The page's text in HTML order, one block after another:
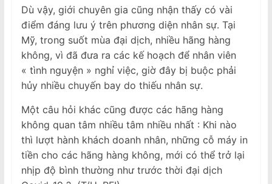
Dù vậy, giới chuyên gia cũng nhận thấy có vài
điểm đáng lưu ý trên phương diện nhân sự. Tại
Mỹ, trong suốt mùa đại dịch, nhiều hãng hàng
không, vì đã đưa ra các kế hoạch để nhân viên
« tình nguyện » nghỉ việc, giờ đây bị buộc phải
hủy nhiều chuyến bay do thiếu nhân sự.
Một câu hỏi khác cũng được các hãng hàng
không quan tâm nhiều tâm nhiều nhất : Khi nào
thì lượt hành khách doanh nhân, những cỗ máy in
tiền cho các hãng hàng không, mới có thể trở lại
nhịp độ bình thường như trước thời đại dịch